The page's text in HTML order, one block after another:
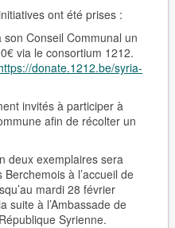
ont été prises :
Conseil Communal un
via le consortium 1212.
donate.1212.be/syria-
invités à participer à
afin de récolter un
deux exemplaires sera
à l’accueil de
mardi 28 février
suite à l’Ambassade de
Syrienne.